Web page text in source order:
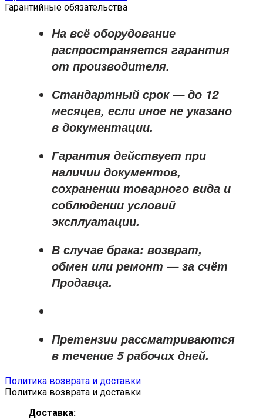
Гарантийные обязательства
На всё оборудование
распространяется гарантия
от производителя.
Стандартный срок — до 12
месяцев, если иное не указано
в документации.
Гарантия действует при
наличии документов,
сохранении товарного вида и
соблюдении условий
эксплуатации.
В случае брака: возврат,
обмен или ремонт —за счёт
Продавца.
Претензии рассматриваются
в течение 5 рабочих дней.
Политика возврата и доставки
Политика возврата и доставки
Доставка: